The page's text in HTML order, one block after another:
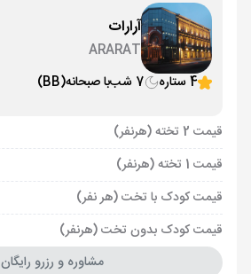
آرارات
ARARAT
4 ستاره
7 شب با صبحانه(BB)
قیمت 2 تخته (هرنفر)
قیمت 1 تخته (هرنفر)
قیمت کودک با تخت (هر نفر)
قیمت کودک بدون تخت (هرنفر)
مشاوره و رزرو رایگان